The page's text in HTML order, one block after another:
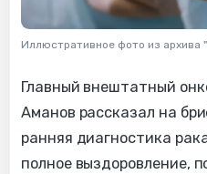
Иллюстративное фото из архива
Главный внештатный
Аманов рассказал на
ранняя диагностика
полное выздоровление,